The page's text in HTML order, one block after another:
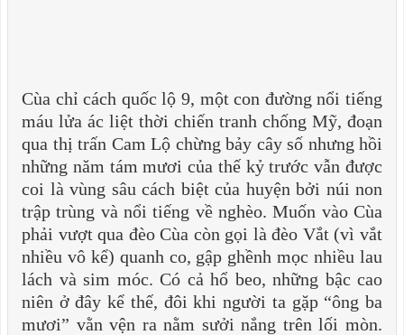
Cùa chỉ cách quốc lộ 9, một con đường nổi tiếng
máu lửa ác liệt thời chiến tranh chống Mỹ, đoạn
qua thị trấn Cam Lộ chừng bảy cây số nhưng hồi
những năm tám mươi của thế kỷ trước vẫn được
coi là vùng sâu cách biệt của huyện bởi núi non
trập trùng và nổi tiếng về nghèo. Muốn vào Cùa
phải vượt qua đèo Cùa còn gọi là đèo Vắt (vì vắt
nhiều vô kể) quanh co, gập ghềnh mọc nhiều lau
lách và sim móc. Có cả hổ beo, những bậc cao
niên ở đây kể thế, đôi khi người ta gặp “ông ba
mươi” vằn vện ra nằm sưởi nắng trên lối mòn.